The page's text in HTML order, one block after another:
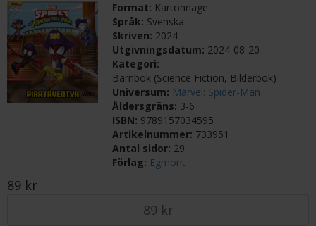
Format: Kartonnage
Språk: Svenska
Skriven: 2024
Utgivningsdatum: 2024-08-20
Kategori:
Barnbok (Science Fiction, Bilderbok)
Universum: Marvel: Spider-Man
Åldersgräns: 3-6
ISBN: 9789157034595
Artikelnummer: 733951
Antal sidor: 29
Förlag: Egmont
89 kr
89 kr